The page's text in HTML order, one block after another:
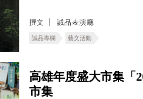
撰文 誠品表演廳
誠品專欄 藝文活動
高雄年度盛大市集「
市集